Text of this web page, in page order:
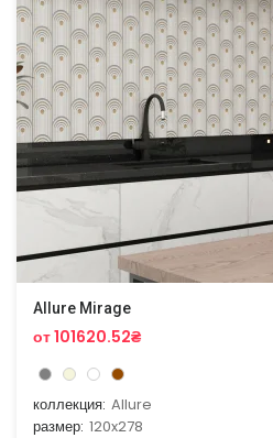
Allure Mirage
от 101620.52₴
коллекция: Allure
размер: 120x278